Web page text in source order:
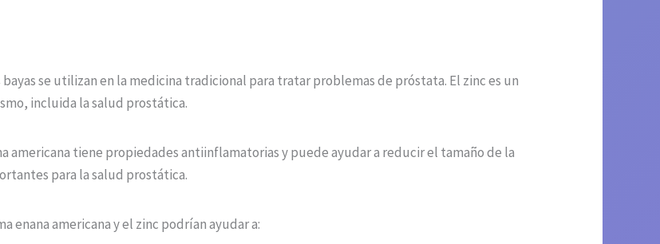
bayas se utilizan en la medicina tradicional para tratar problemas de próstata. El zinc es un
incluida la salud prostática.
americana tiene propiedades antiinflamatorias y puede ayudar a reducir el tamaño de la
para la salud prostática.
americana y el zinc podrían ayudar a: